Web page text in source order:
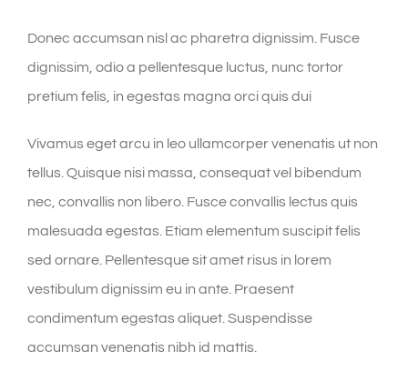
Donec accumsan nisl ac pharetra dignissim. Fusce
dignissim, odio a pellentesque luctus, nunc tortor
pretium felis, in egestas magna orci quis dui
Vivamus eget arcu in leo ullamcorper venenatis ut non
tellus. Quisque nisi massa, consequat vel bibendum
nec, convallis non libero. Fusce convallis lectus quis
malesuada egestas. Etiam elementum suscipit felis
sed ornare. Pellentesque sit amet risus in lorem
vestibulum dignissim eu in ante. Praesent
condimentum egestas aliquet. Suspendisse
accumsan venenatis nibh id mattis.